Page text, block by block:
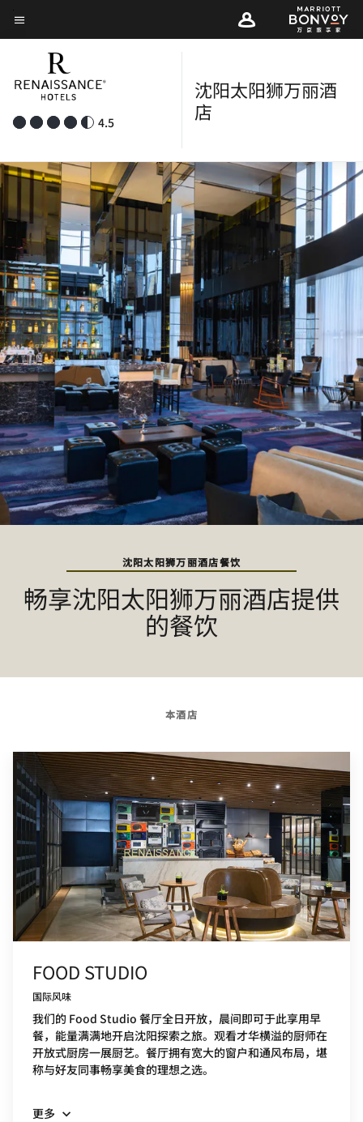
Skip
to
content
菜单文本
4.5
沈阳太阳狮万丽酒
店
沈阳太阳狮万丽酒店餐饮
畅享沈阳太阳狮万丽酒店提供
的餐饮
本酒店
FOOD STUDIO
国际风味
我们的 Food Studio 餐厅全日开放，晨间即可于此享用早
餐，能量满满地开启沈阳探索之旅。观看才华横溢的厨师在
开放式厨房一展厨艺。餐厅拥有宽大的窗户和通风布局，堪
称与好友同事畅享美食的理想之选。
更多